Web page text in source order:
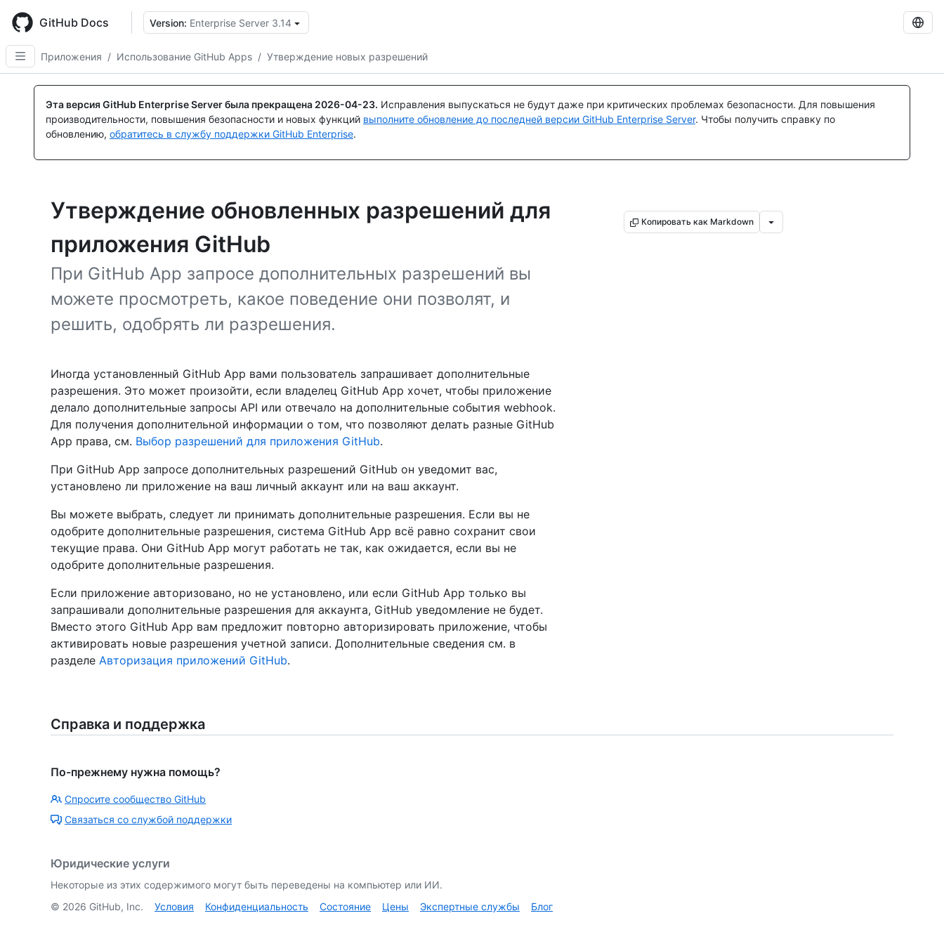
main
content
GitHub Docs Version: Enterprise Server 3.14
Приложения / Использование GitHub Apps / Утверждение новых разрешений
Эта версия GitHub Enterprise Server была прекращена 2026-04-23. Исправления выпускаться не будут даже при критических проблемах безопасности. Для повышения
производительности, повышения безопасности и новых функций выполните обновление до последней версии GitHub Enterprise Server. Чтобы получить справку по
обновлению, обратитесь в службу поддержки GitHub Enterprise.
Утверждение обновленных разрешений для
приложения GitHub
При GitHub App запросе дополнительных разрешений вы
можете просмотреть, какое поведение они позволят, и
решить, одобрять ли разрешения.
Копировать как Markdown
Иногда установленный GitHub App вами пользователь запрашивает дополнительные
разрешения. Это может произойти, если владелец GitHub App хочет, чтобы приложение
делало дополнительные запросы API или отвечало на дополнительные события webhook.
Для получения дополнительной информации о том, что позволяют делать разные GitHub
App права, см. Выбор разрешений для приложения GitHub.
При GitHub App запросе дополнительных разрешений GitHub он уведомит вас,
установлено ли приложение на ваш личный аккаунт или на ваш аккаунт.
Вы можете выбрать, следует ли принимать дополнительные разрешения. Если вы не
одобрите дополнительные разрешения, система GitHub App всё равно сохранит свои
текущие права. Они GitHub App могут работать не так, как ожидается, если вы не
одобрите дополнительные разрешения.
Если приложение авторизовано, но не установлено, или если GitHub App только вы
запрашивали дополнительные разрешения для аккаунта, GitHub уведомление не будет.
Вместо этого GitHub App вам предложит повторно авторизировать приложение, чтобы
активировать новые разрешения учетной записи. Дополнительные сведения см. в
разделе Авторизация приложений GitHub.
Справка и поддержка
По-прежнему нужна помощь?
Спросите сообщество GitHub
Связаться со службой поддержки
Юридические услуги
Некоторые из этих содержимого могут быть переведены на компьютер или ИИ.
© 2026 GitHub, Inc. Условия Конфиденциальность Состояние Цены Экспертные службы Блог